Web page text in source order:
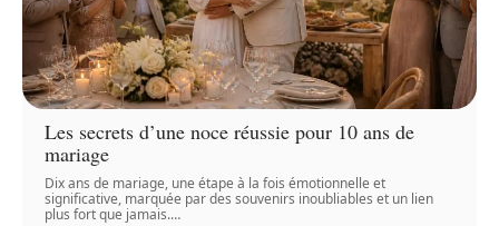
Les secrets d’une noce réussie pour 10 ans de
mariage
Dix ans de mariage, une étape à la fois émotionnelle et
significative, marquée par des souvenirs inoubliables et un lien
plus fort que jamais.…